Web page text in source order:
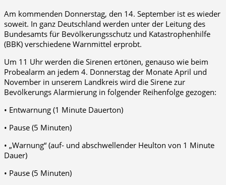
Am kommenden Donnerstag, den 14. September ist es wieder
soweit. In ganz Deutschland werden unter der Leitung des
Bundesamts für Bevölkerungsschutz und Katastrophenhilfe
(BBK) verschiedene Warnmittel erprobt.
Um 11 Uhr werden die Sirenen ertönen, genauso wie beim
Probealarm an jedem 4. Donnerstag der Monate April und
November in unserem Landkreis wird die Sirene zur
Bevölkerungs Alarmierung in folgender Reihenfolge gezogen:
• Entwarnung (1 Minute Dauerton)
• Pause (5 Minuten)
• „Warnung“ (auf- und abschwellender Heulton von 1 Minute
Dauer)
• Pause (5 Minuten)